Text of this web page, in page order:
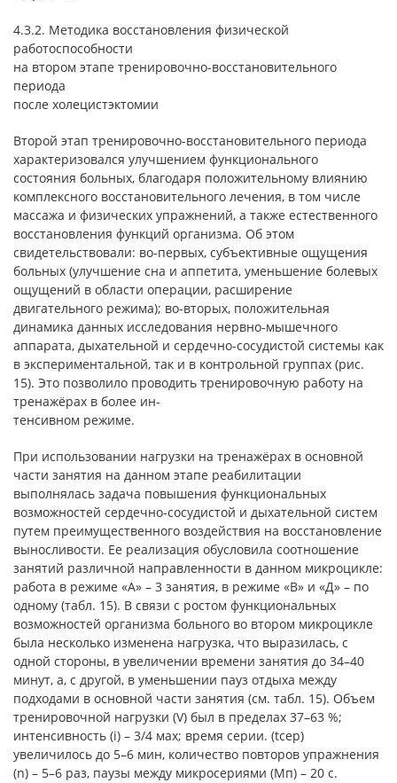
4.3.2. Методика восстановления физической
работоспособности
на втором этапе тренировочно-восстановительного
периода
после холецистэктомии
Второй этап тренировочно-восстановительного периода
характеризовался улучшением функционального
состояния больных, благодаря положительному влиянию
комплексного восстановительного лечения, в том числе
массажа и физических упражнений, а также естественного
восстановления функций организма. Об этом
свидетельствовали: во-первых, субъективные ощущения
больных (улучшение сна и аппетита, уменьшение болевых
ощущений в области операции, расширение
двигательного режима); во-вторых, положительная
динамика данных исследования нервно-мышечного
аппарата, дыхательной и сердечно-сосудистой системы как
в экспериментальной, так и в контрольной группах (рис.
15). Это позволило проводить тренировочную работу на
тренажёрах в более ин-
тенсивном режиме.
При использовании нагрузки на тренажёрах в основной
части занятия на данном этапе реабилитации
выполнялась задача повышения функциональных
возможностей сердечно-сосудистой и дыхательной систем
путем преимущественного воздействия на восстановление
выносливости. Ее реализация обусловила соотношение
занятий различной направленности в данном микроцикле:
работа в режиме «А» – 3 занятия, в режиме «В» и «Д» – по
одному (табл. 15). В связи с ростом функциональных
возможностей организма больного во втором микроцикле
была несколько изменена нагрузка, что выразилась, с
одной стороны, в увеличении времени занятия до 34–40
минут, а, с другой, в уменьшении пауз отдыха между
подходами в основной части занятия (см. табл. 15). Объем
тренировочной нагрузки (V) был в пределах 37–63 %;
интенсивность (i) – 3/4 мах; время серии. (tсер)
увеличилось до 5–6 мин, количество повторов упражнения
(n) – 5–6 раз, паузы между микросериями (Мп) – 20 с.